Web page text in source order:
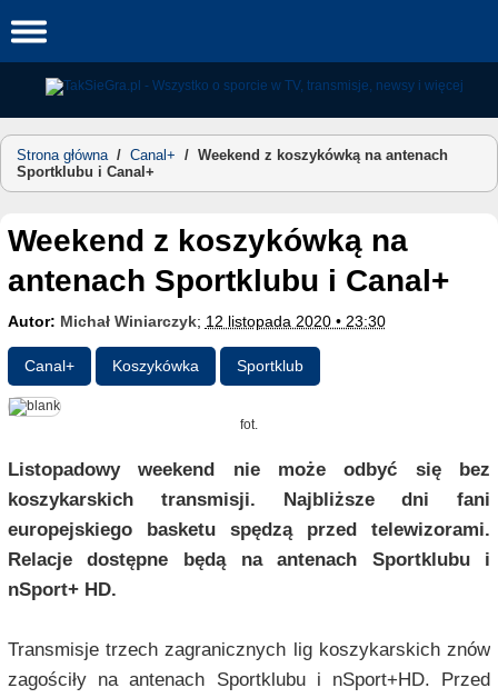
to
Strona główna/ Canal+ / Weekend z koszykówką na antenach
Sportklubu i Canal+
Weekend z koszykówką na
antenach Sportklubu i Canal+
Autor: Michał Winiarczyk; 12 listopada 2020 • 23:30
Canal+ Koszykówka Sportklub
fot.
Listopadowy weekend nie może odbyć się bez
koszykarskich transmisji. Najbliższe dni fani
europejskiego basketu spędzą przed telewizorami.
Relacje dostępne będą na antenach Sportklubu i
nSport+ HD.
Transmisje trzech zagranicznych lig koszykarskich znów
zagościły na antenach Sportklubu i nSport+HD. Przed